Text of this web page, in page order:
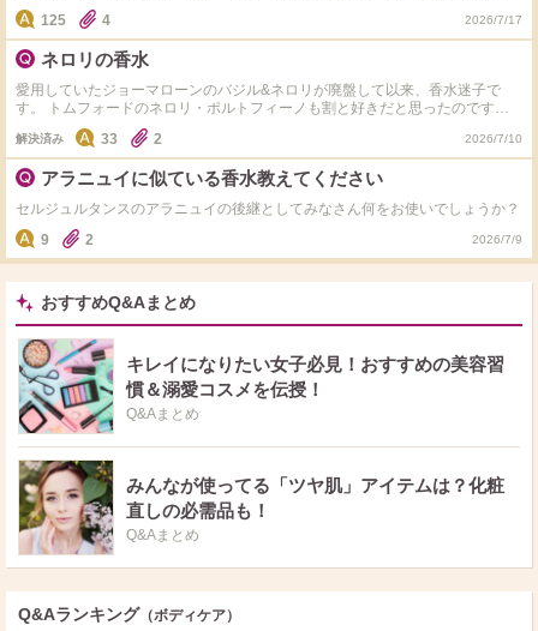
ます
125 4 2026/7/17
ネロリの香水
愛用していたジョーマローンのバジル&ネロリが廃盤して以来、香水迷子で
す。 トムフォードのネロリ・ポルトフィーノも割と好きだと思ったのです
が、香りが飛ぶのが早すぎる上に高価なので迷っています。 他に近い香りが
あれば教えてほしいです。
解決済み 33 2 2026/7/10
アラニュイに似ている香水教えてください
セルジュルタンスのアラニュイの後継としてみなさん何をお使いでしょうか？
9
2 2026/7/9
おすすめQ&Aまとめ
キレイになりたい女子必見！おすすめの美容習
慣＆溺愛コスメを伝授！
Q&Aまとめ
みんなが使ってる「ツヤ肌」アイテムは？化粧
直しの必需品も！
Q&Aまとめ
Q&Aランキング （ボディケア）